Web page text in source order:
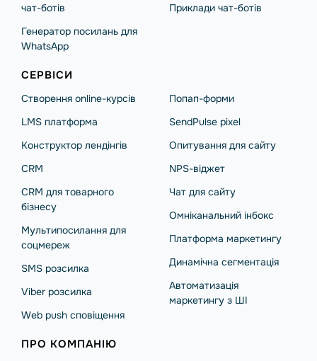
чат-ботів
Генератор посилань для
WhatsApp
Приклади чат-ботів
СЕРВІСИ
Створення online-курсів
LMS платформа
Конструктор лендінгів
CRM
CRM для товарного
бізнесу
Мультипосилання для
соцмереж
SMS розсилка
Viber розсилка
Web push сповіщення
Попап-форми
SendPulse pixel
Опитування для сайту
NPS-віджет
Чат для сайту
Омніканальний інбокс
Платформа маркетингу
Динамічна сегментація
Автоматизація
маркетингу з ШІ
ПРО КОМПАНІЮ